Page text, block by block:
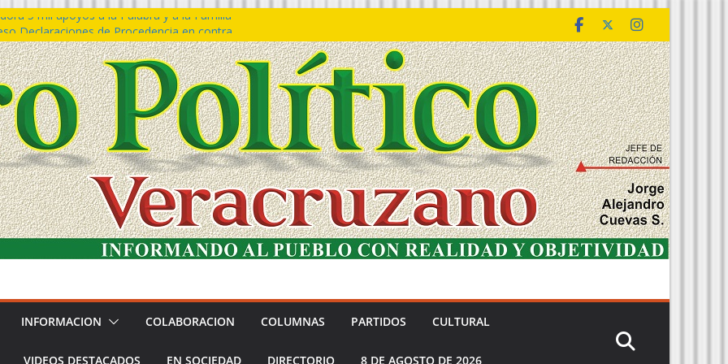
5 mil apoyos a la Palabra y a la Familia
Declaraciones de Procedencia en contra
𝙂𝙤𝙗𝙞𝙚𝙧𝙣𝙤 𝙙𝙚𝙡 𝙀𝙨𝙩𝙖𝙙𝙤 𝙖 𝙙𝙞𝙨𝙛𝙧𝙪𝙩𝙖𝙧
𝙙𝙚𝙡 𝙈𝙖𝙧 𝙚𝙣 𝘾𝙤𝙖𝙩𝙯𝙖𝙘𝙤𝙖𝙡𝙘𝙤𝙨
de policías con vocación de servicio y
SSP
Bravo rechaza acusaciones y asegura que
solicitud de desafuero
INFORMACION COLABORACION COLUMNAS PARTIDOS CULTURAL
VIDEOS DESTACADOS EN SOCIEDAD DIRECTORIO 8 DE AGOSTO DE 2026